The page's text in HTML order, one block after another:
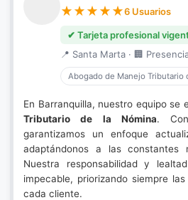
6 Usuarios
✔ Tarjeta profesional
📍 Santa Marta · 🏢
Abogado de Manejo Tributario
En Barranquilla, nuestro equipo se
Tributario de la Nómina.
garantizamos un enfoque
adaptándonos a las constantes
Nuestra responsabilidad y
impecable, priorizando siempre
cada cliente.